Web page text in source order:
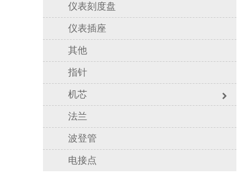
仪表刻度盘
仪表插座
其他
指针
机芯
法兰
波登管
电接点